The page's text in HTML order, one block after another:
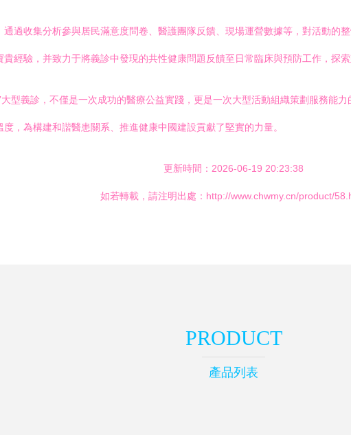
過收集分析參與居民滿意度問卷、醫護團隊反饋、現場運營數據等，對活動的
經驗，并致力于將義診中發現的共性健康問題反饋至日常臨床與預防工作，探索
型義診，不僅是一次成功的醫療公益實踐，更是一次大型活動組織策劃服務能
，為構建和諧醫患關系、推進健康中國建設貢獻了堅實的力量。
更新時間：2026-06-19 20:23:38
如若轉載，請注明出處：http://www.chwmy.cn/product/
PRODUCT
產品列表